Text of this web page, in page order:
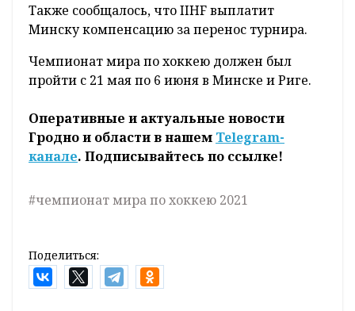
Также сообщалось, что IIHF выплатит
Минску компенсацию за перенос турнира.
Чемпионат мира по хоккею должен был
пройти с 21 мая по 6 июня в Минске и Риге.
Оперативные и актуальные новости
Гродно и области в нашем Telegram-
канале. Подписывайтесь по ссылке!
#чемпионат мира по хоккею 2021
Поделиться: